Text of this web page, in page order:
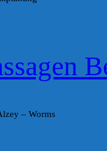
– Worms